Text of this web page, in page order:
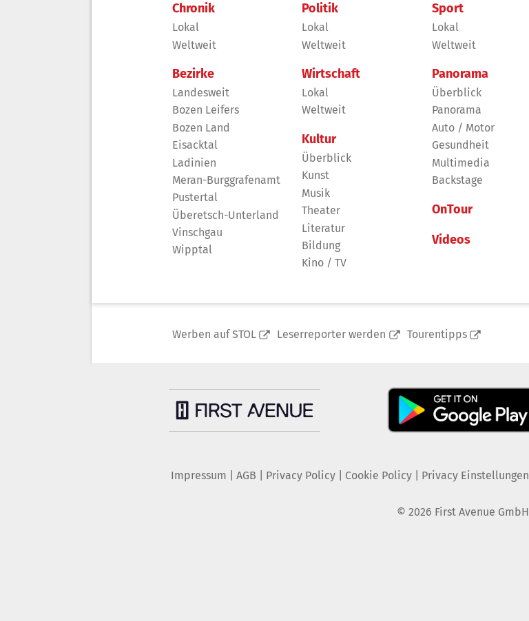
Chronik
Lokal
Weltweit
Bezirke
Landesweit
Bozen Leifers
Bozen Land
Eisacktal
Ladinien
Meran-Burggrafenamt
Pustertal
Überetsch-Unterland
Vinschgau
Wipptal
Politik
Lokal
Weltweit
Wirtschaft
Lokal
Weltweit
Kultur
Überblick
Kunst
Musik
Theater
Literatur
Bildung
Kino / TV
Sport
Lokal
Weltweit
Panorama
Überblick
Panorama
Auto / Motor
Gesundheit
Multimedia
Backstage
OnTour
Videos
Werben auf STOL Leserreporter werden Tourentipps
Impressum AGB Privacy Policy| Cookie Policy| Privacy Einstellungen
© 2026 First Avenue GmbH